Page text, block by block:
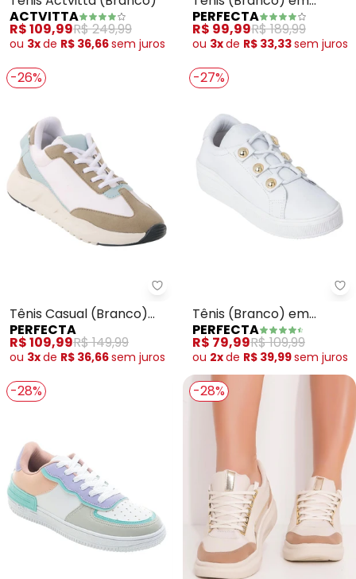
ACTVITTA
R$ 109,99R$ 249,99
ou 3xde R$ 36,66sem juros
Sintético
PERFECTA
R$ 99,99R$ 189,99
ou 3xde R$ 33,33sem juros
-26%
Perfecta - Tênis Casual
Tênis Casual (Branco)
em Tecido com Sintético
PERFECTA
R$ 109,99R$ 149,99
ou 3xde R$ 36,66sem juros
-27%
Tênis (Branco) em
Sintético
PERFECTA
R$ 79,99R$ 109,99
ou 2xde R$ 39,99sem juros
-28% -28%